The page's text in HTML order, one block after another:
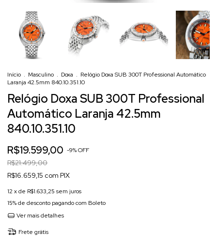
Início . Masculino . Doxa . Relógio Doxa SUB 300T Professional Automático
Laranja 42.5mm 840.10.351.10
Relógio Doxa SUB 300T Professional
Automático Laranja 42.5mm
840.10.351.10
R$19.599,00 -9%OFF
R$21.499,00
R$16.659,15 com PIX
12 x de R$1.633,25 sem juros
15% de desconto pagando com Boleto
Ver mais detalhes
Frete grátis